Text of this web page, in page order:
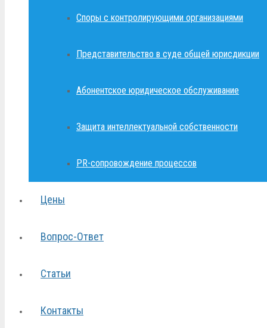
Споры с контролирующими организациями
Представительство в суде общей юрисдикции
Абонентское юридическое обслуживание
Защита интеллектуальной собственности
PR-сопровождение процессов
Цены
Вопрос-Ответ
Статьи
Контакты